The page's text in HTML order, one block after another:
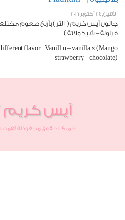
الأثنين,24 أكتوبر 2016
جالون آيس كريم ( 1 لتر ) بأربع
فراولة – شيكولاتة )
different flavor Vanillin – vanilla × (Mango
– strawberry – chocolate)
آيس كريم WOW
جميع الحقوق محفوظة